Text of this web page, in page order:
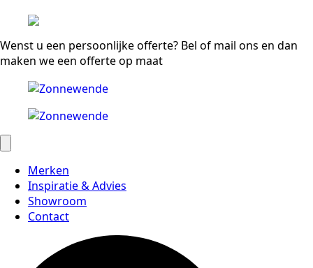
Wenst u een persoonlijke offerte? Bel of mail ons en dan
maken we een offerte op maat
Merken
Inspiratie & Advies
Showroom
Contact